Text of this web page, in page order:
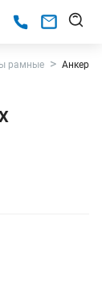
рамные
Анкер